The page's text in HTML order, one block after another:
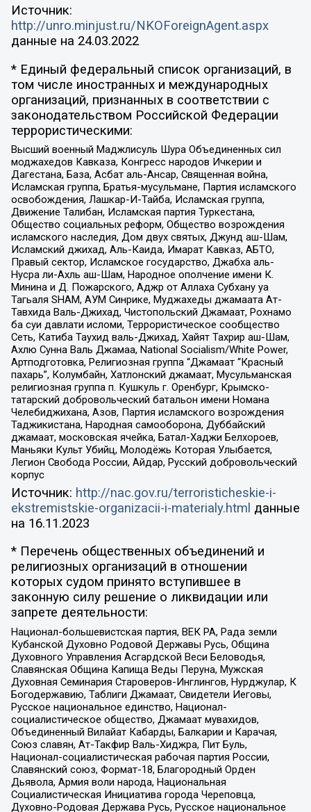
Источник:
http://unro.minjust.ru/NKOForeignAgent.aspx
данные на 24.03.2022
* Единый федеральный список организаций, в
том числе иностранных и международных
организаций, признанных в соответствии с
законодательством Российской Федерации
террористическими:
Высший военный Маджлисуль Шура Объединенных сил
моджахедов Кавказа, Конгресс народов Ичкерии и
Дагестана, База, Асбат аль-Ансар, Священная война,
Исламская группа, Братья-мусульмане, Партия исламского
освобождения, Лашкар-И-Тайба, Исламская группа,
Движение Талибан, Исламская партия Туркестана,
Общество социальных реформ, Общество возрождения
исламского наследия, Дом двух святых, Джунд аш-Шам,
Исламский джихад, Аль-Каида, Имарат Кавказ, АБТО,
Правый сектор, Исламское государство, Джабха аль-
Нусра ли-Ахль аш-Шам, Народное ополчение имени К.
Минина и Д. Пожарского, Аджр от Аллаха Субхану уа
Тагьаля SHAM, АУМ Синрике, Муджахеды джамаата Ат-
Тавхида Валь-Джихад, Чистопольский Джамаат, Рохнамо
ба суи давлати исломи, Террористическое сообщество
Сеть, Катиба Таухид валь-Джихад, Хайят Тахрир аш-Шам,
Ахлю Сунна Валь Джамаа, National Socialism/White Power,
Артподготовка, Религиозная группа “Джамаат “Красный
пахарь”, Колумбайн, Хатлонский джамаат, Мусульманская
религиозная группа п. Кушкуль г. Оренбург, Крымско-
татарский добровольческий батальон имени Номана
Челебиджихана, Азов, Партия исламского возрождения
Таджикистана, Народная самооборона, Дуббайский
джамаат, московская ячейка, Батал-Хаджи Белхороев,
Маньяки Культ Убийц, Молодёжь Которая Улыбается,
Легион Свобода России, Айдар, Русский добровольческий
корпус
Источник: http://nac.gov.ru/terroristicheskie-i-
ekstremistskie-organizacii-i-materialy.html данные
на 16.11.2023
* Перечень общественных объединений и
религиозных организаций в отношении
которых судом принято вступившее в
законную силу решение о ликвидации или
запрете деятельности:
Национал-большевистская партия, ВЕК РА, Рада земли
Кубанской Духовно Родовой Державы Русь, Община
Духовного Управления Асгардской Веси Беловодья,
Славянская Община Капища Веды Перуна, Мужская
Духовная Семинария Староверов-Инглингов, Нурджулар, К
Богодержавию, Таблиги Джамаат, Свидетели Иеговы,
Русское национальное единство, Национал-
социалистическое общество, Джамаат мувахидов,
Объединенный Вилайат Кабарды, Балкарии и Карачая,
Союз славян, Ат-Такфир Валь-Хиджра, Пит Буль,
Национал-социалистическая рабочая партия России,
Славянский союз, Формат-18, Благородный Орден
Дьявола, Армия воли народа, Национальная
Социалистическая Инициатива города Череповца,
Духовно-Родовая Держава Русь, Русское национальное